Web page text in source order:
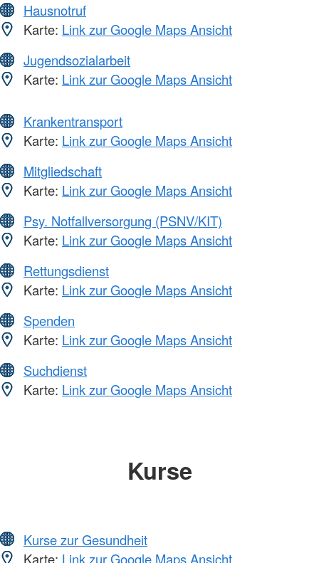
Hausnotruf
Karte: Link zur Google Maps Ansicht
Jugendsozialarbeit
Karte: Link zur Google Maps Ansicht
Krankentransport
Karte: Link zur Google Maps Ansicht
Mitgliedschaft
Karte: Link zur Google Maps Ansicht
Psy. Notfallversorgung (PSNV/KIT)
Karte: Link zur Google Maps Ansicht
Rettungsdienst
Karte: Link zur Google Maps Ansicht
Spenden
Karte: Link zur Google Maps Ansicht
Suchdienst
Karte: Link zur Google Maps Ansicht
Kurse
Kurse zur Gesundheit
Karte: Link zur Google Maps Ansicht